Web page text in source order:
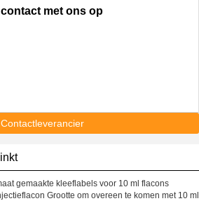
contact met ons op
Contactleverancier
gemaakte kleeflabels voor 10 ml flacons
Grootte om overeen te komen met 10 ml